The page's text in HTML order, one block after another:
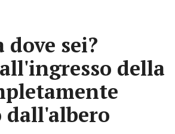
sei?
della
dall'albero